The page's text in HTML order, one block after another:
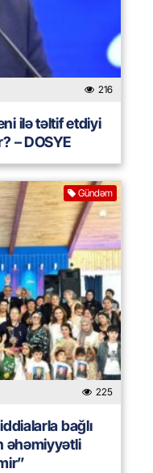
216
ilə təltif etdiyi
– DOSYE
Gündəm
225
bağlı
əhəmiyyətli